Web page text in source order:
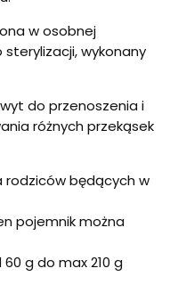
w osobnej
wykonany
do przenoszenia i
różnych przekąsek
rodziców będących w
pojemnik można
g do max 210 g